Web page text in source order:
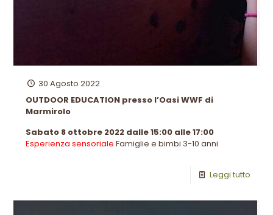
30 Agosto 2022
OUTDOOR EDUCATION presso l’Oasi WWF di
Marmirolo
Sabato 8 ottobre 2022 dalle 15:00 alle 17:00
Esperienza sensoriale Famiglie e bimbi 3-10 anni
Leggi tutto